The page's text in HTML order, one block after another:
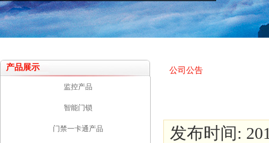
产品展示
监控产品
智能门锁
门禁一卡通产品
公司公告
发布时间: